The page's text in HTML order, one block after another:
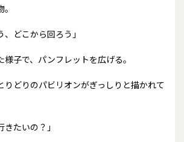
、どこから回ろう」
子で、パンフレットを広げる。
りどりのパビリオンがぎっしりと描かれて
きたいの？」